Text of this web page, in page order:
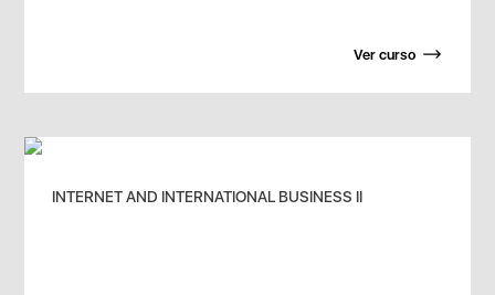
Ver curso
INTERNET AND INTERNATIONAL BUSINESS II